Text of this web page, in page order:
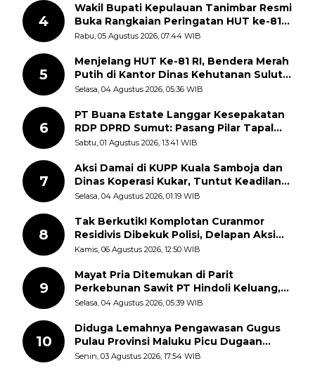
4
Wakil Bupati Kepulauan Tanimbar Resmi
Buka Rangkaian Peringatan HUT ke-81
Kemerdekaan RI, ASN Diajak Perkuat
Rabu, 05 Agustus 2026, 07:44 WIB
5
Menjelang HUT Ke-81 RI, Bendera Merah
Putih di Kantor Dinas Kehutanan Sulut
Disorot Warga
Selasa, 04 Agustus 2026, 05:36 WIB
6
PT Buana Estate Langgar Kesepakatan
RDP DPRD Sumut: Pasang Pilar Tapal
Batas Sepihak Tanpa Libatkan
Sabtu, 01 Agustus 2026, 13:41 WIB
7
Aksi Damai di KUPP Kuala Samboja dan
Dinas Koperasi Kukar, Tuntut Keadilan
dan Kesempatan Kerja yang Adil
Selasa, 04 Agustus 2026, 01:19 WIB
8
Tak Berkutik! Komplotan Curanmor
Residivis Dibekuk Polisi, Delapan Aksi
Curanmor Di Candipuro Terungkap
Kamis, 06 Agustus 2026, 12:50 WIB
9
Mayat Pria Ditemukan di Parit
Perkebunan Sawit PT Hindoli Keluang,
Polisi Selidiki Penyebab Kematian
Selasa, 04 Agustus 2026, 05:39 WIB
10
Diduga Lemahnya Pengawasan Gugus
Pulau Provinsi Maluku Picu Dugaan
Pungli terhadap Nelayan Bale-Bale di
Senin, 03 Agustus 2026, 17:54 WIB